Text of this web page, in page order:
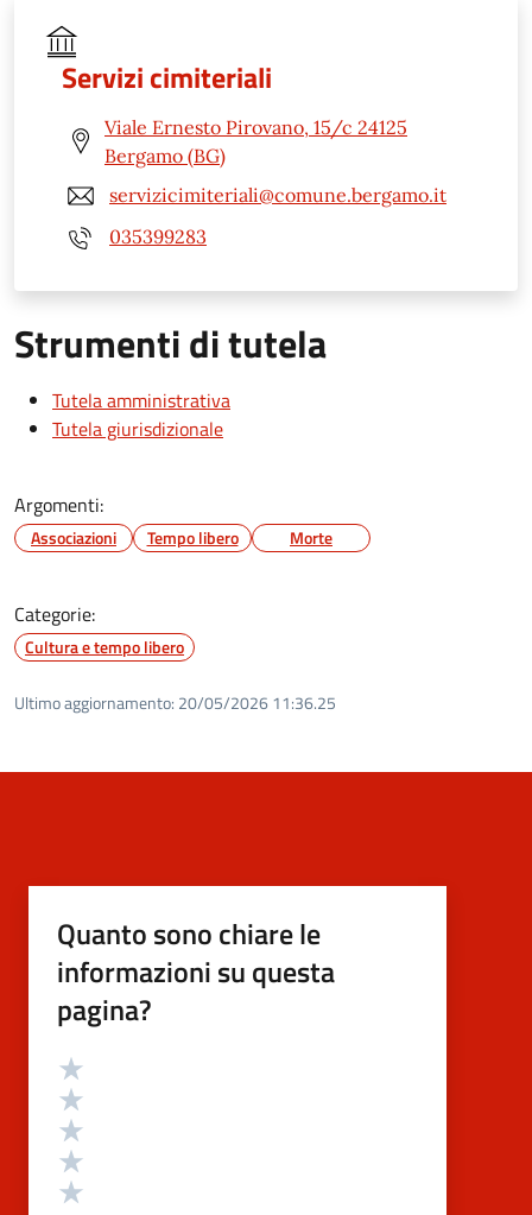
Servizi cimiteriali
Viale Ernesto Pirovano, 15/c 24125
Bergamo (BG)
servizicimiteriali@comune.bergamo.it
035399283
Strumenti di tutela
Tutela amministrativa
Tutela giurisdizionale
Argomenti:
Associazioni Tempo libero Morte
Categorie:
Cultura e tempo libero
Ultimo aggiornamento: 20/05/2026 11:36.25
Quanto sono chiare le
informazioni su questa
pagina?
Valutazione